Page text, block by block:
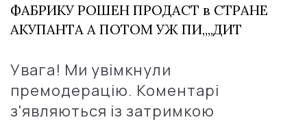
ФАБРИКУ РОШЕН ПРОДАСТ в СТРАНЕ
АКУПАНТА А ПОТОМ УЖ ПИ,,,,ДИТ
Увага! Ми увімкнули
премодерацію. Коментарі
з'являються із затримкою